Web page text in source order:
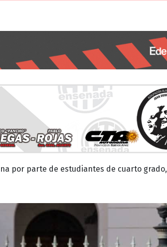
por parte de estudiantes de cuarto grado,